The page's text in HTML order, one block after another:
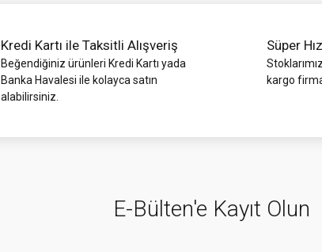
Kredi Kartı ile Taksitli Alışveriş
Beğendiğiniz ürünleri Kredi Kartı yada
Banka Havalesi ile kolayca satın
alabilirsiniz.
Süper
kargo
E-Bülten'e Kayıt Olun